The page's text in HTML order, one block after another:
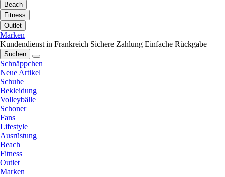
Beach
Fitness
Outlet
Marken
Kundendienst in Frankreich Sichere Zahlung Einfache Rückgabe
Suchen
Schnäppchen
Neue Artikel
Schuhe
Bekleidung
Volleybälle
Schoner
Fans
Lifestyle
Ausrüstung
Beach
Fitness
Outlet
Marken